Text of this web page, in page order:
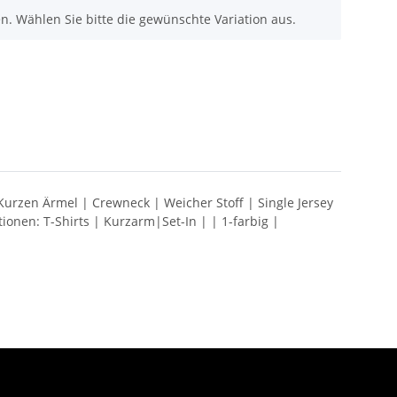
Wählen Sie bitte die gewünschte Variation aus.
Ärmel | Crewneck | Weicher Stoff | Single Jersey
T-Shirts | Kurzarm|Set-In | | 1-farbig |